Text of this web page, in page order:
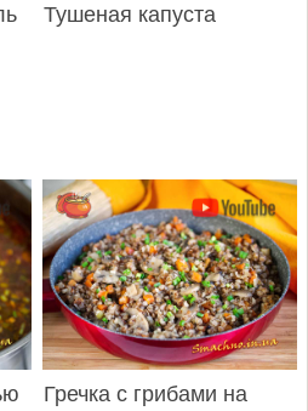
Тушеная капуста
Гречка с грибами на